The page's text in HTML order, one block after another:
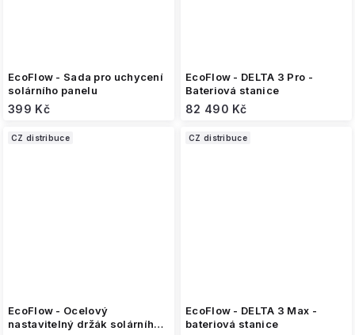
EcoFlow - Sada pro uchycení
solárního panelu
399 Kč
EcoFlow - DELTA 3 Pro -
Bateriová stanice
82 490 Kč
CZ distribuce
EcoFlow - Ocelový
nastavitelný držák solárního
CZ distribuce
EcoFlow - DELTA 3 Max -
bateriová stanice